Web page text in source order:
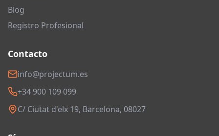
Blog
Registro Profesional
Contacto
info@projectum.es
+34 900 109 099
C/ Ciutat d'elx 19, Barcelona, 08027